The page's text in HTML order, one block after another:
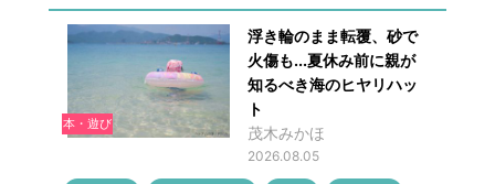
本・遊び
浮き輪のまま転覆、砂で
火傷も...夏休み前に親が
知るべき海のヒヤリハッ
ト
茂木みかほ
2026.08.05